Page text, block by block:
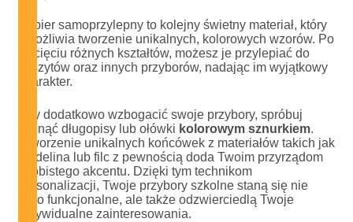
Papier samoprzylepny to kolejny świetny materiał, który
umożliwia tworzenie unikalnych, kolorowych wzorów. Po
wycięciu różnych kształtów, możesz je przylepiać do
zeszytów oraz innych przyborów, nadając im wyjątkowy
charakter.
Aby dodatkowo wzbogacić swoje przybory, spróbuj
owinąć długopisy lub ołówki kolorowym sznurkiem.
Stworzenie unikalnych końcówek z materiałów takich jak
modelina lub filc z pewnością doda Twoim przyrządom
osobistego akcentu. Dzięki tym technikom
personalizacji, Twoje przybory szkolne staną się nie
tylko funkcjonalne, ale także odzwierciedlą Twoje
indywidualne zainteresowania.